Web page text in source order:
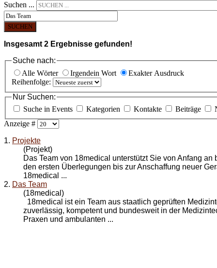
Suchen ...
SUCHEN
Insgesamt 2 Ergebnisse gefunden!
Suche nach:
Alle Wörter
Irgendein Wort
Exakter Ausdruck
Reihenfolge:
Nur Suchen:
Suche in Events
Kategorien Kontakte Beiträge
Anzeige #
1. Projekte
(Projekt)
Das Team von 18medical unterstützt Sie von Anfang an
den ersten Überlegungen bis zur Anschaffung neuer
18medical ...
2. Das Team
(18medical)
18medical ist ein Team aus staatlich geprüften
zuverlässig, kompetent und bundesweit in der
Praxen und ambulanten ...